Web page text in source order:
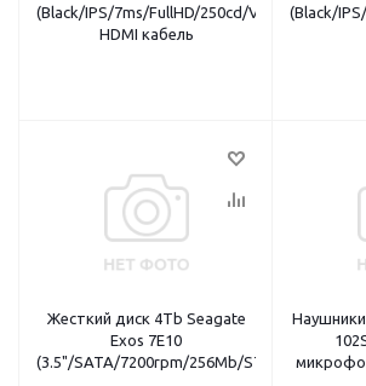
(Black/IPS/7ms/FullHD/250cd/VGA+HDMI/
HDMI кабель
(Black/
Жесткий диск 4Tb Seagate
Exos 7E10
(3.5"/SATA/7200rpm/256Mb/ST4000NM000B)